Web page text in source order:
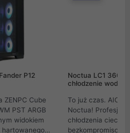
P12
ZENPC Cube
PST ARGB
widokiem
hartowanego
Noctua LC1
chłodzenie wodne
To już czas. AIO
Noctua!
chłodzenia cieczą